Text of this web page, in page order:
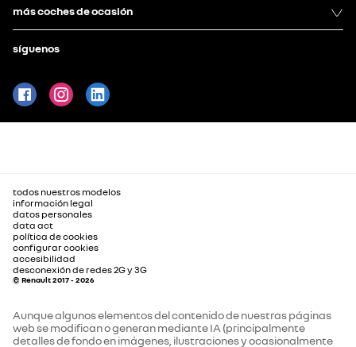
más coches de ocasión
síguenos
todos nuestros modelos
información legal
datos personales
data act
política de cookies
configurar cookies
accesibilidad
desconexión de redes 2G y 3G
© Renault 2017 - 2026
Aunque algunos elementos del contenido de nuestras páginas
web se modifican o generan mediante IA (principalmente
detalles de fondo en imágenes, ilustraciones y ocasionalmente